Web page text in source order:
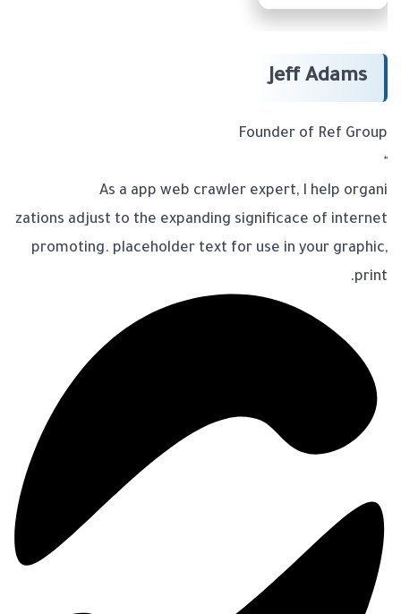
Jeff Adams
Founder of Ref Group
“
As a app web crawler expert, I help organi
zations adjust to the expanding significace of internet
promoting. placeholder text for use in your graphic,
print.